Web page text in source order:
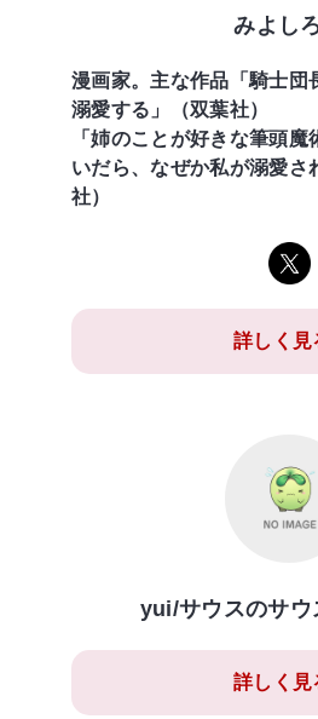
みよし
漫画家。主な作品「騎士団
溺愛する」（双葉社）
「姉のことが好きな筆頭
いだら、なぜか私が溺愛さ
社）
詳しく見
yui/サウスのサウ
詳しく見